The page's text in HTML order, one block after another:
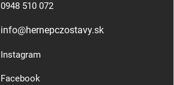
0948 510 072
info@hernepczostavy.sk
Instagram
Facebook